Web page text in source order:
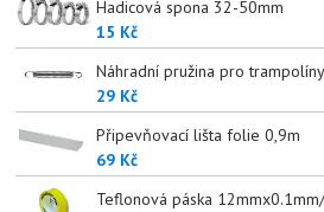
Hadicová spona 32-50mm
15 Kč
Náhradní pružina pro
29 Kč
Připevňovací lišta folie 0,9m
69 Kč
Teflonová páska